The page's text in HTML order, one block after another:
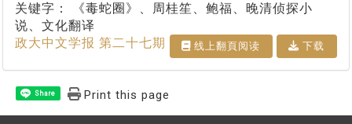
关键字：
《毒蛇圈》、周桂笙、鲍福、晚清侦探小
说、文化翻译
政大中文学报 第二十七期
线上翻⾴阅读 下载
Share Print this page